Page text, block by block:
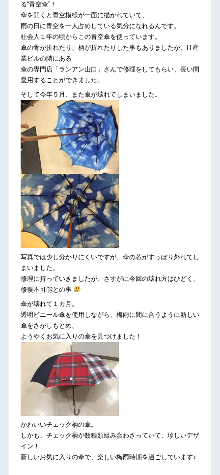
る“青空傘”！
傘を開くと青空模様が一面に描かれていて、
雨の日に青空を一人占めしている気分になれるんです。
社会人１年の頃からこの青空傘を使っています。
傘の骨が折れたり、柄が折れたりした事もありましたが、IT産
業ビルの隣にある
傘の専門店「ランアン山口」さんで修理をしてもらい、長い間
愛用することができました。
そして今年５月、また傘が壊れてしまいました。
写真では少し分かりにくいですが、傘の芯がすっぽり外れてし
まいました。
修理に持っていきましたが、さすがに今回の壊れ方はひどく、
修復不可能との事
傘が壊れて１カ月。
透明ビニール傘を使用しながら、梅雨に間に合うように新しい
傘をさがしもとめ、
ようやくお気に入りの傘を見つけました！
かわいいチェック柄の傘。
しかも、チェック柄が数種類組み合わさっていて、珍しいデザ
イン！
新しいお気に入りの傘で、楽しい梅雨時期を過ごしています♪